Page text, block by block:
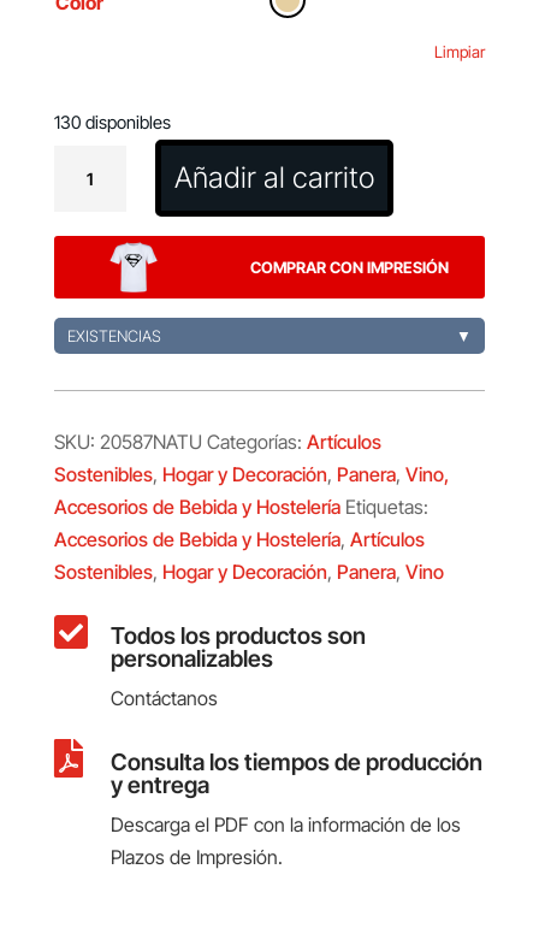
Limpiar
130 disponibles
Seloria
Añadir al carrito
COMPRAR CON IMPRESIÓN
EXISTENCIAS ▼
SKU: 20587NATU Categorías: Artículos
Sostenibles, Hogar y Decoración, Panera, Vino,
Accesorios de Bebida y Hostelería Etiquetas:
Accesorios de Bebida y Hostelería, Artículos
Sostenibles, Hogar y Decoración, Panera, Vino
 Todos los productos son
personalizables
Contáctanos
 Consulta los tiempos de producción
y entrega
Descarga el PDF con la información de los
Plazos de Impresión.